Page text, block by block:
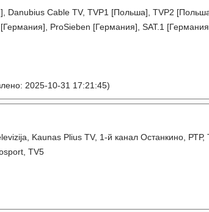
Danubius Cable TV, TVP1 [Польша], TVP2
ProSieben [Германия], SAT.1
2025-10-31 17:21:45)
Kaunas Plius TV, 1-й канал Останкино, РТР,
TV5